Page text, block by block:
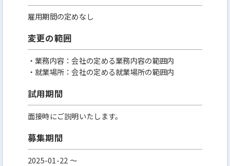
雇用期間の定めなし
変更の範囲
・業務内容：会社の定める業務内容の範囲内
・就業場所：会社の定める就業場所の範囲内
試用期間
面接時にご説明いたします。
募集期間
2025-01-22 〜